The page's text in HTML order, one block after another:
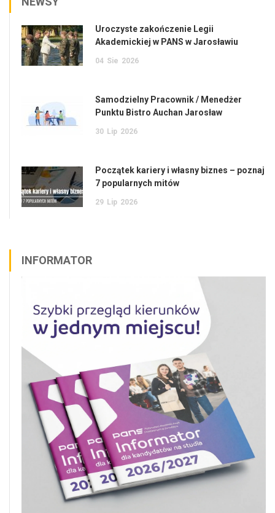
Uroczyste zakończenie Legii
Akademickiej w PANS w Jarosławiu
04 Sie 2026
Samodzielny Pracownik / Menedżer
Punktu Bistro Auchan Jarosław
30 Lip 2026
Początek kariery i własny biznes – poznaj
7 popularnych mitów
29 Lip 2026
INFORMATOR